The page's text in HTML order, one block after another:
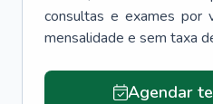
consultas e exames por
mensalidade e sem taxa
Agendar